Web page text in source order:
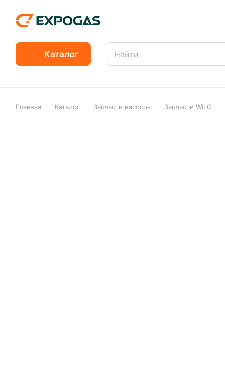
Каталог
Главная Каталог Запчасти насосов Запчасти WILO